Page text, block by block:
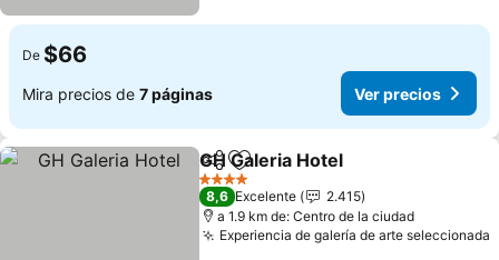
De $66
Mira precios de 7 páginas Ver precios
CompartirAgregar a favoritos
GH Galeria Hotel
4 Estrellas
8,6 Excelente
2.415
a 1.9 km de: Centro de la ciudad
Experiencia de galería de arte seleccionada